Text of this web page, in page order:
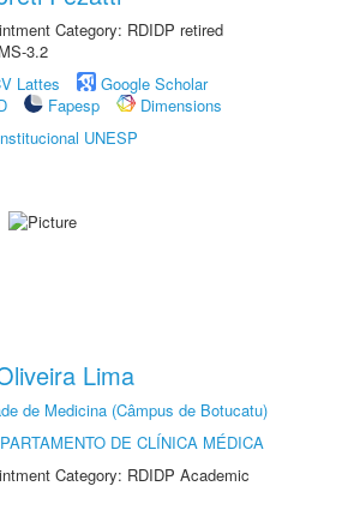
Category: RDIDP retired
3.2
Lattes
Google Scholar
Fapesp
Dimensions
UNESP
Lima
de Medicina (Câmpus de Botucatu)
DE CLÍNICA MÉDICA
Category: RDIDP Academic